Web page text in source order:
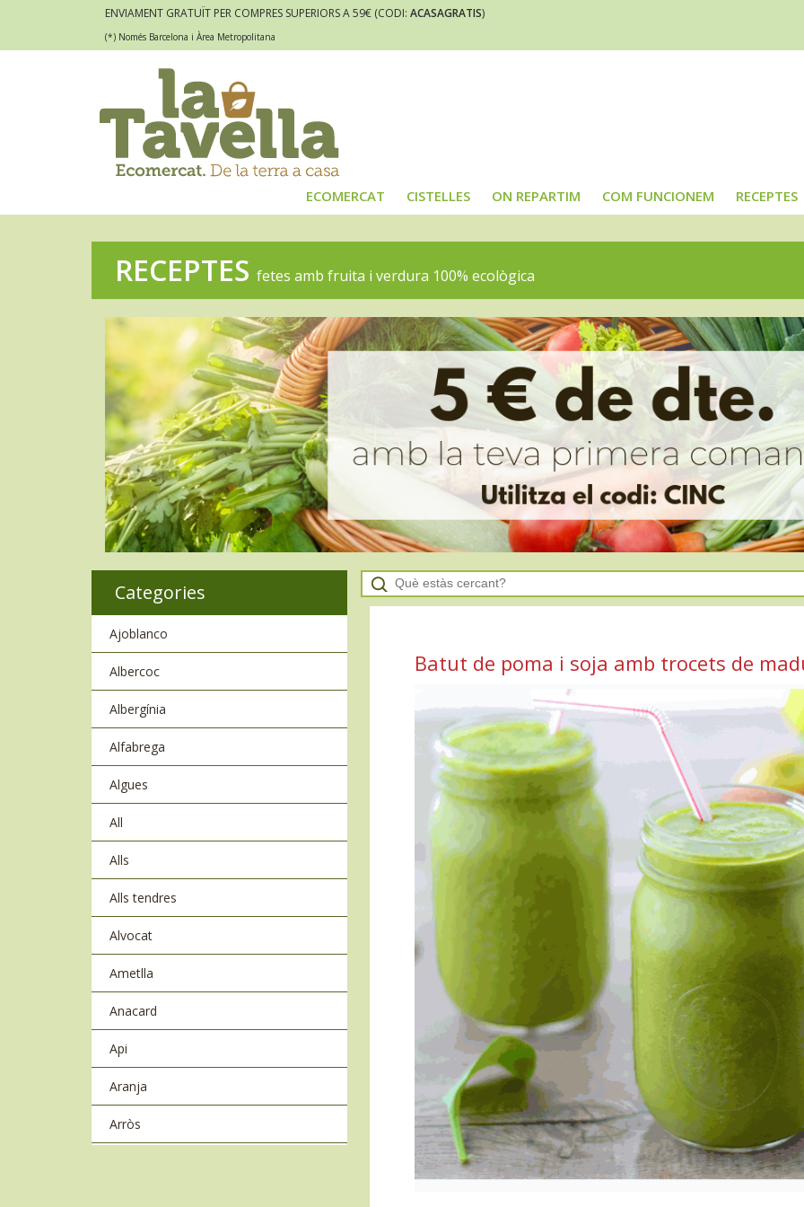
ENVIAMENT GRATUÏT PER COMPRES SUPERIORS A 59€ (CODI: ACASAGRATIS)
(*) Només Barcelona i Àrea Metropolitana
ECOMERCAT CISTELLES ON REPARTIM COM FUNCIONEM RECEPTES
RECEPTES fetes amb fruita i verdura 100% ecològica
Categories
Ajoblanco
Albercoc
Albergínia
Alfabrega
Algues
All
Alls
Alls tendres
Alvocat
Ametlla
Anacard
Api
Aranja
Arròs
Batut de poma i soja amb trocets de